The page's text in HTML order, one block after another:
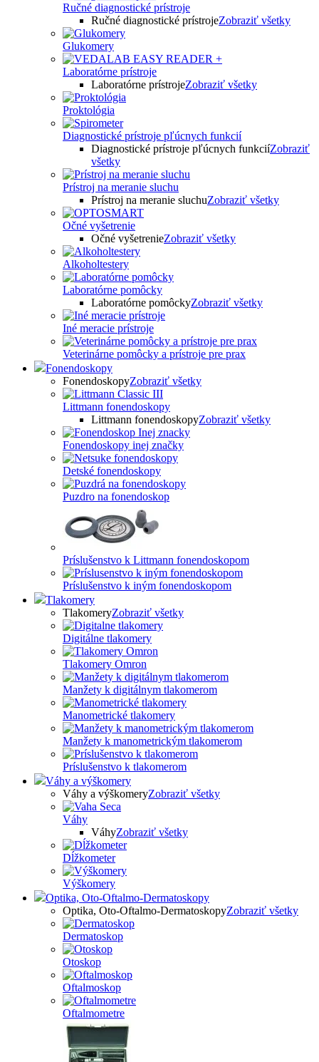
Ručné diagnostické prístroje
Ručné diagnostické prístrojeZobraziť všetky
Glukomery
Laboratórne prístroje
Laboratórne prístrojeZobraziť všetky
Proktológia
Diagnostické prístroje pľúcnych funkcií
Diagnostické prístroje pľúcnych funkciíZobraziť
všetky
Prístroj na meranie sluchu
Prístroj na meranie sluchuZobraziť všetky
Očné vyšetrenie
Očné vyšetrenieZobraziť všetky
Alkoholtestery
Laboratórne pomôcky
Laboratórne pomôckyZobraziť všetky
Iné meracie prístroje
Veterinárne pomôcky a prístroje pre prax
Fonendoskopy
FonendoskopyZobraziť všetky
Littmann fonendoskopy
Littmann fonendoskopyZobraziť všetky
Fonendoskopy inej značky
Detské fonendoskopy
Puzdro na fonendoskop
Príslušenstvo k Littmann fonendoskopom
Príslušenstvo k iným fonendoskopom
Tlakomery
TlakomeryZobraziť všetky
Digitálne tlakomery
Tlakomery Omron
Manžety k digitálnym tlakomerom
Manometrické tlakomery
Manžety k manometrickým tlakomerom
Príslušenstvo k tlakomerom
Váhy a výškomery
Váhy a výškomeryZobraziť všetky
Váhy
VáhyZobraziť všetky
Dĺžkometer
Výškomery
Optika, Oto-Oftalmo-Dermatoskopy
Optika, Oto-Oftalmo-DermatoskopyZobraziť všetky
Dermatoskop
Otoskop
Oftalmoskop
Oftalmometre